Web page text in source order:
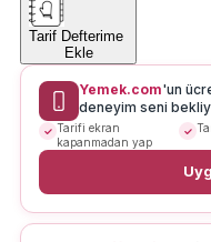
Tarif Defterime
Ekle
Yemek.com'un
deneyim seni
Tarifi ekran
kapanmadan yap